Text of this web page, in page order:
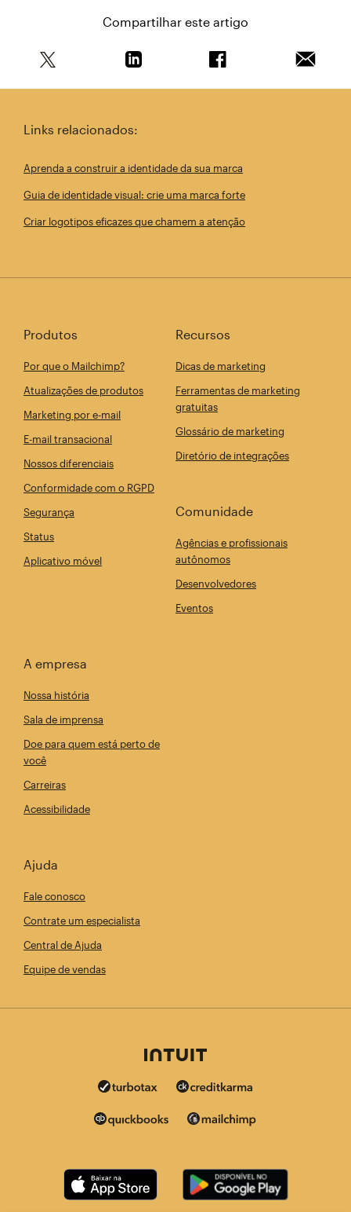
Compartilhar este artigo
Links relacionados:
Aprenda a construir a identidade da sua marca
Guia de identidade visual: crie uma marca forte
Criar logotipos eficazes que chamem a atenção
Produtos
Por que o Mailchimp?
Atualizações de produtos
Marketing por e-mail
E-mail transacional
Nossos diferenciais
Conformidade com o RGPD
Segurança
Status
Aplicativo móvel
Recursos
Dicas de marketing
Ferramentas de marketing
gratuitas
Glossário de marketing
Diretório de integrações
Comunidade
Agências e profissionais
autônomos
Desenvolvedores
Eventos
A empresa
Nossa história
Sala de imprensa
Doe para quem está perto de
você
Carreiras
Acessibilidade
Ajuda
Fale conosco
Contrate um especialista
Central de Ajuda
Equipe de vendas